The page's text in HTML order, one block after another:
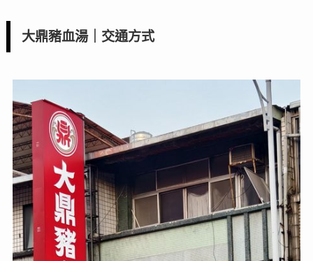
大鼎豬血湯｜交通方式